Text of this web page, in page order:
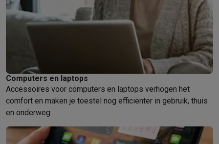
Computers en laptops
Accessoires voor computers en laptops verhogen het
comfort en maken je toestel nog efficiënter in gebruik, thuis
en onderweg.